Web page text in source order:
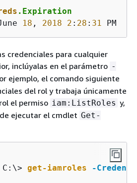
.Expiration
18 , 2018 2 : 28 : 31 PM
credenciales para cualquier
inclúyalas en el parámetro -
ejemplo, el comando siguiente
del rol y trabaja únicamente
el permiso iam:ListRoles y,
ejecutar el cmdlet Get-
C:\> get-iamroles -